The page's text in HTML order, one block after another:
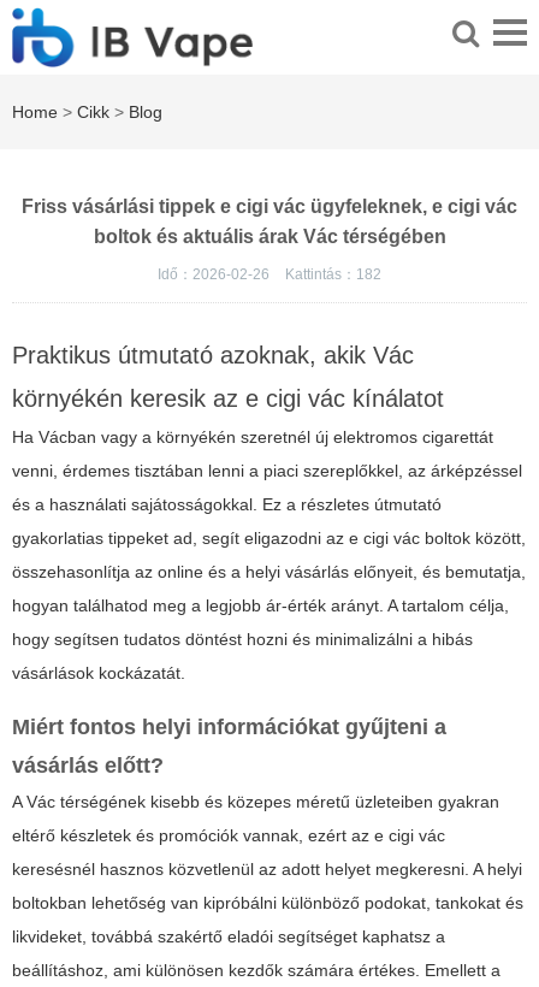
Home > Cikk > Blog
Friss vásárlási tippek e cigi vác ügyfeleknek, e cigi vác
boltok és aktuális árak Vác térségében
Idő：2026-02-26 Kattintás： 182
Praktikus útmutató azoknak, akik Vác
környékén keresik az e cigi vác kínálatot
Ha Vácban vagy a környékén szeretnél új elektromos cigarettát
venni, érdemes tisztában lenni a piaci szereplőkkel, az árképzéssel
és a használati sajátosságokkal. Ez a részletes útmutató
gyakorlatias tippeket ad, segít eligazodni az e cigi vác boltok között,
összehasonlítja az online és a helyi vásárlás előnyeit, és bemutatja,
hogyan találhatod meg a legjobb ár-érték arányt. A tartalom célja,
hogy segítsen tudatos döntést hozni és minimalizálni a hibás
vásárlások kockázatát.
Miért fontos helyi információkat gyűjteni a
vásárlás előtt?
A Vác térségének kisebb és közepes méretű üzleteiben gyakran
eltérő készletek és promóciók vannak, ezért az e cigi vác
keresésnél hasznos közvetlenül az adott helyet megkeresni. A helyi
boltokban lehetőség van kipróbálni különböző podokat, tankokat és
likvideket, továbbá szakértő eladói segítséget kaphatsz a
beállításhoz, ami különösen kezdők számára értékes. Emellett a